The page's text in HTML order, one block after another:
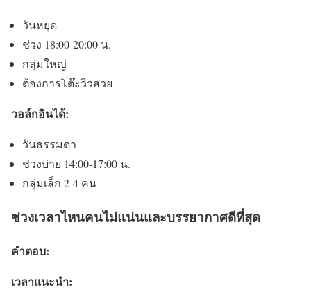
วันหยุด
ช่วง 18:00-20:00 น.
กลุ่มใหญ่
ต้องการโต๊ะวิวสวย
วอล์กอินได้:
วันธรรมดา
ช่วงบ่าย 14:00-17:00 น.
กลุ่มเล็ก 2-4 คน
ช่วงเวลาไหนคนไม่แน่นและบรรยากาศดีที่สุด
คำตอบ:
เวลาแนะนำ: